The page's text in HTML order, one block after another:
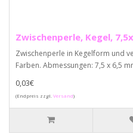
Zwischenperle, Kegel,
Zwischenperle in Kegelform und
Farben. Abmessungen: 7,5 x 6,5
0,03€
(Endpreis zzgl.Versand)